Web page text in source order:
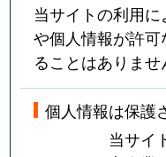
当サイトの利用
や個人情報が許
ることはありませ
個人情報は保護
当サイ